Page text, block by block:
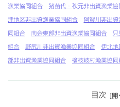
漁業協同組合 猪苗代・秋元非出資漁業協
津地区非出資漁業協同組合 阿賀川非出
同組合 南会東部非出資漁業協同組合 只
組合 野尻川非出資漁業協同組合 伊北地
部非出資漁業協同組合 檜枝岐村漁業協同
目次